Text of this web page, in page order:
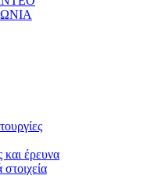
και έρευνα
στοιχεία